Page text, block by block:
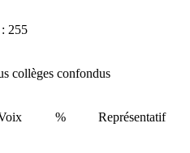
255
collèges confondus
% Représentatif